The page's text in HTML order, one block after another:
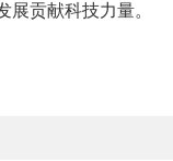
展贡献科技力量。